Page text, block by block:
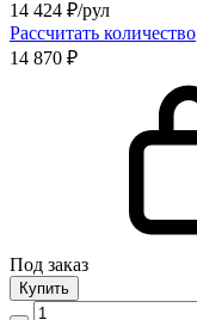
14 424 ₽/рул
Рассчитать количество
14 870 ₽
Под заказ
Купить